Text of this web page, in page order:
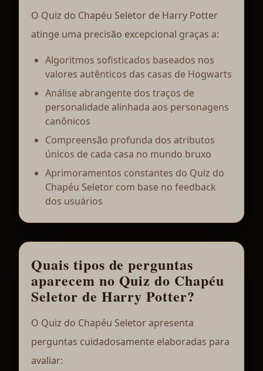
O Quiz do Chapéu Seletor de Harry Potter
atinge uma precisão excepcional graças a:
Algoritmos sofisticados baseados nos
valores autênticos das casas de Hogwarts
Análise abrangente dos traços de
personalidade alinhada aos personagens
canônicos
Compreensão profunda dos atributos
únicos de cada casa no mundo bruxo
Aprimoramentos constantes do Quiz do
Chapéu Seletor com base no feedback
dos usuários
Quais tipos de perguntas
aparecem no Quiz do Chapéu
Seletor de Harry Potter?
O Quiz do Chapéu Seletor apresenta
perguntas cuidadosamente elaboradas para
avaliar: